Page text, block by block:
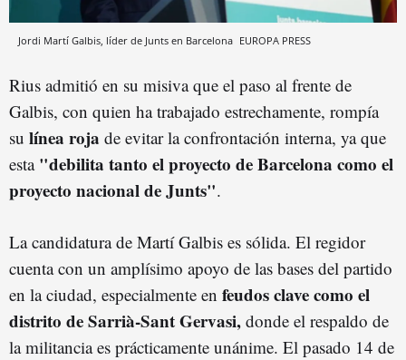
Jordi Martí Galbis, líder de Junts en Barcelona EUROPA PRESS
Rius admitió en su misiva que el paso al frente de
Galbis, con quien ha trabajado estrechamente, rompía
su línea roja de evitar la confrontación interna, ya que
esta"debilita tanto el proyecto de Barcelona como el
proyecto nacional de Junts".
La candidatura de Martí Galbis es sólida. El regidor
cuenta con un amplísimo apoyo de las bases del partido
en la ciudad, especialmente en feudos clave como el
distrito de Sarrià-Sant Gervasi, donde el respaldo de
la militancia es prácticamente unánime. El pasado 14 de